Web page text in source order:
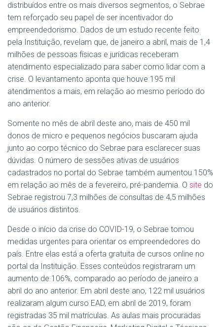
distribuídos entre os mais diversos segmentos, o Sebrae
tem reforçado seu papel de ser incentivador do
empreendedorismo. Dados de um estudo recente feito
pela Instituição, revelam que, de janeiro a abril, mais de 1,4
milhões de pessoas físicas e jurídicas receberam
atendimento especializado para saber como lidar com a
crise. O levantamento aponta que houve 195 mil
atendimentos a mais, em relação ao mesmo período do
ano anterior.
Somente no mês de abril deste ano, mais de 450 mil
donos de micro e pequenos negócios buscaram ajuda
junto ao corpo técnico do Sebrae para esclarecer suas
dúvidas. O número de sessões ativas de usuários
cadastrados no portal do Sebrae também aumentou 150%
em relação ao mês de a fevereiro, pré-pandemia. O site do
Sebrae registrou 7,3 milhões de consultas de 4,5 milhões
de usuários distintos.
Desde o início da crise do COVID-19, o Sebrae tomou
medidas urgentes para orientar os empreendedores do
país. Entre elas está a oferta gratuita de cursos online no
portal da Instituição. Esses conteúdos registraram um
aumento de 106%, comparado ao período de janeiro a
abril do ano anterior. Em abril deste ano, 122 mil usuários
realizaram algum curso EAD, em abril de 2019, foram
registradas 35 mil matrículas. As aulas mais procuradas